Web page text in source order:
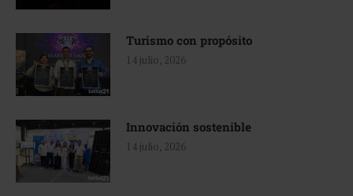
Turismo con propósito
14 julio, 2026
Innovación sostenible
14 julio, 2026